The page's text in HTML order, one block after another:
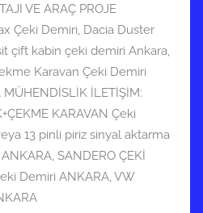
VE ARAÇ PROJE
Çeki Demiri Dacia Duster
çift kabin çeki demiri Ankara
Karavan Çeki Demiri
MÜHENDİSLİK İLETİŞİM:
KARAVAN Çeki
13 pinli piriz sinyal aktarma
SANDERO ÇEKİ
Demiri ANKARA VW